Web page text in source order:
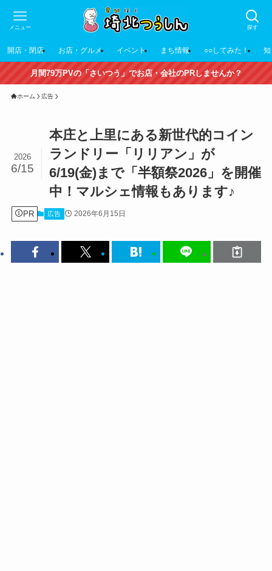
探す
メニュー
開店・閉店 お店・グルメ イベント まち情報 ○○してみた！
月間79万PVの「さいつう」でお店・会社のPRしませんか？
ホーム 広告
本庄と上里にある新世代的コイン
ランドリー「リリアン」が
6/19(金)まで「半額祭2026」を開催
中！マルシェ情報もあります♪
2026
6/15
PR 広告 2026年6月15日